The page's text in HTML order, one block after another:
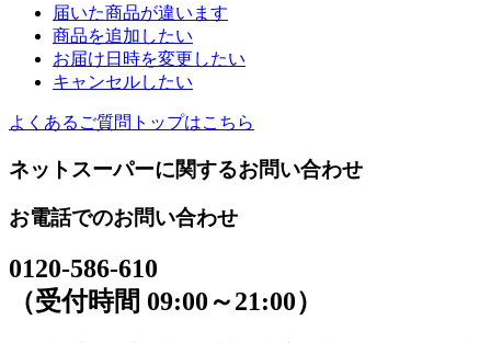
届いた商品が違います
商品を追加したい
お届け日時を変更したい
キャンセルしたい
よくあるご質問トップはこちら
ネットスーパーに関するお問い合わせ
お電話でのお問い合わせ
0120-586-610
（受付時間 09:00～21:00）